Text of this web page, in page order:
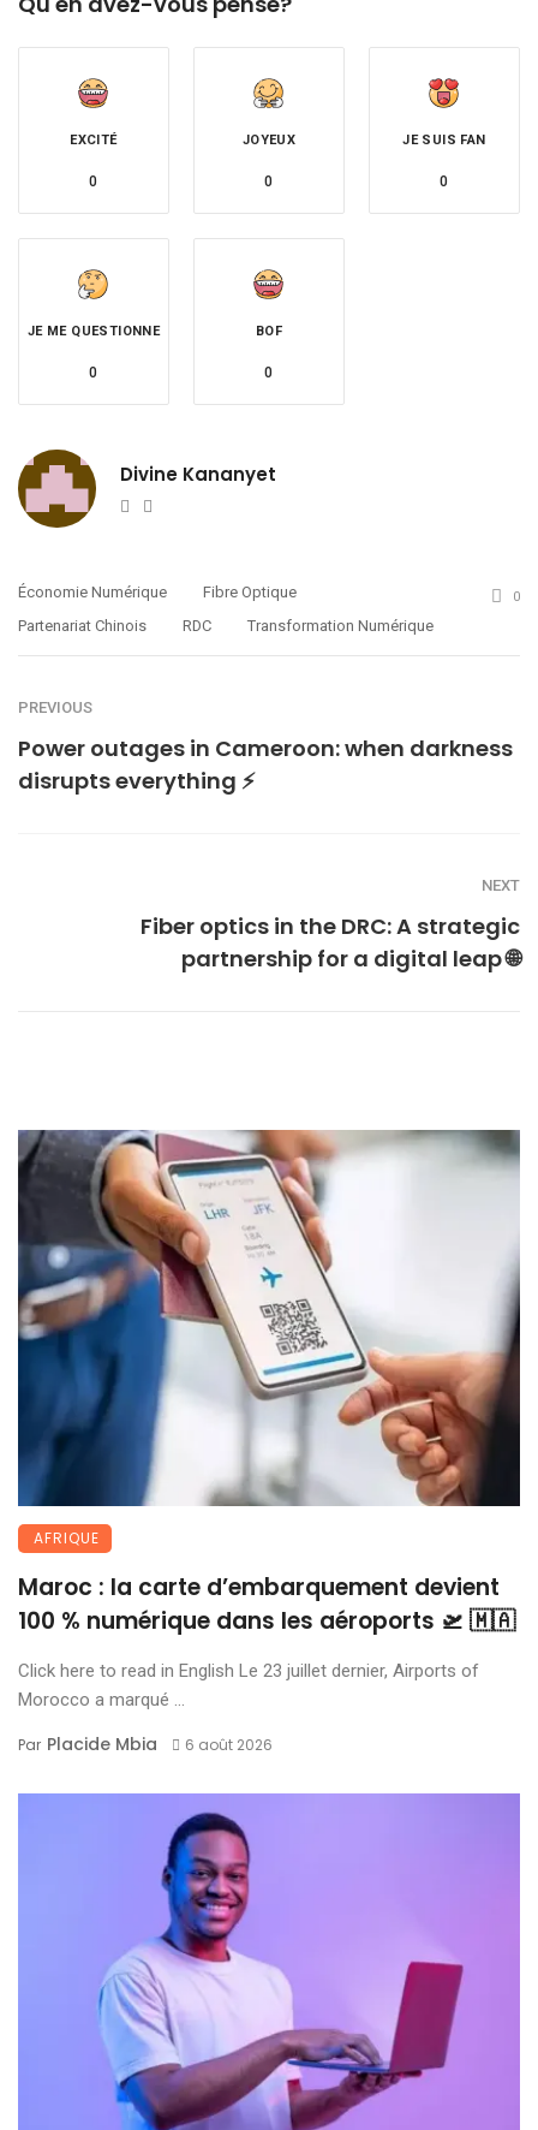
EXCITÉ
0
JOYEUX
0
JE SUIS FAN
0
JE ME QUESTIONNE
0
BOF
0
Divine Kananyet
Website
Économie Numérique
Fibre Optique
Partenariat Chinois
RDC Transformation Numérique
0
PREVIOUS
Power outages in Cameroon: when darkness
disrupts everything ⚡️
NEXT
Fiber optics in the DRC: A strategic
partnership for a digital leap 🌐
AFRIQUE
Maroc : la carte d’embarquement devient
100 % numérique dans les aéroports 🛫 🇲🇦
Click here to read in English Le 23 juillet dernier, Airports of
Morocco a marqué ...
Par Placide Mbia 6 août 2026